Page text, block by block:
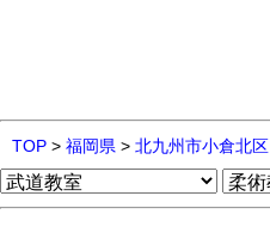
TOP > 福岡県 > 北九州市小倉北区